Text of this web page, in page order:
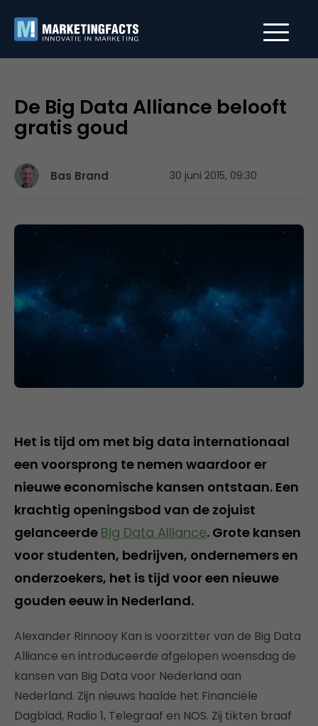
De Big Data Alliance belooft
gratis goud
Bas Brand 30 juni 2015, 09:30
Het is tijd om met big data internationaal
een voorsprong te nemen waardoor er
nieuwe economische kansen ontstaan. Een
krachtig openingsbod van de zojuist
gelanceerde Big Data Alliance. Grote kansen
voor studenten, bedrijven, ondernemers en
onderzoekers, het is tijd voor een nieuwe
gouden eeuw in Nederland.
Alexander Rinnooy Kan is voorzitter van de Big Data
Alliance en introduceerde afgelopen woensdag de
kansen van Big Data voor Nederland aan
Nederland. Zijn nieuws haalde het Financiële
Dagblad, Radio 1, Telegraaf en NOS. Zij tikten braaf